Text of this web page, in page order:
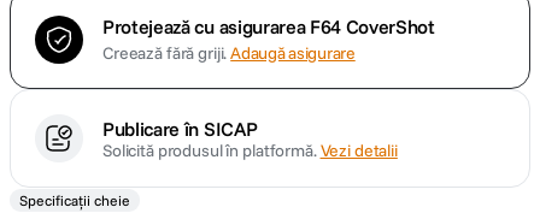
Protejează cu asigurarea F64 CoverShot
Creează fără griji.Adaugă asigurare
Publicare în SICAP
Solicită produsul în platformă.Vezi detalii
Specificații cheie